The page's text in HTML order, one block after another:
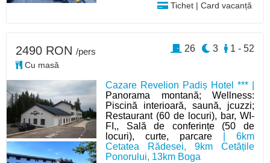
Tichet | Card vacanță
Cazare Revelion Padiș Hotel *** |
Panorama montană; Wellness:
Piscină interioară, saună, jcuzzi;
Restaurant (60 de locuri), bar, WI-
FI,, Sală de conferințe (50 de
locuri), curte, parcare | 6km
Cetatea Rădesei, 9km Cetățile
Ponorului, 13km Boga
2490 RON /pers
Cu masă
1 - 52
3
26